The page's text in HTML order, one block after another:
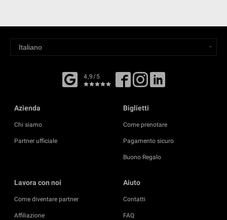
4,9/5
Azienda
Chi siamo
Partner ufficiale
Biglietti
Come prenotare
Pagamento sicuro
Buono Regalo
Lavora con noi
Come diventare partner
Affiliazione
Aiuto
Contatti
FAQ